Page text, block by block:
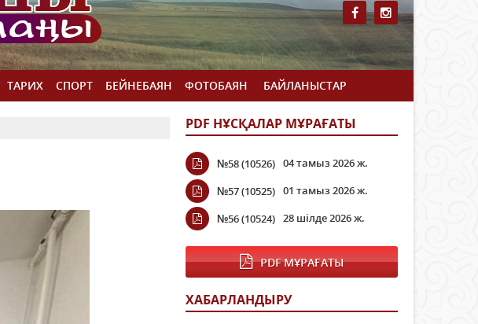
ТАРИХ СПОРТ БЕЙНЕБАЯН ФОТОБАЯН БАЙЛАНЫСТАР
PDF НҰСҚАЛАР МҰРАҒАТЫ
№58 (10526) 04 тамыз 2026 ж.
№57 (10525) 01 тамыз 2026 ж.
№56 (10524) 28 шілде 2026 ж.
PDF МҰРАҒАТЫ
ХАБАРЛАНДЫРУ